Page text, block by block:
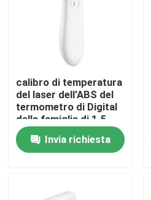
Prodotti
Circa noi
calibro di temperatura
del laser dell'ABS del
termometro di Digital
della famiglia di 1.5-
5cm
Invia richiesta